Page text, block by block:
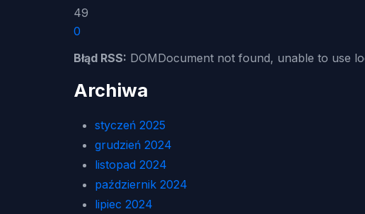
49
0
Błąd RSS: DOMDocument not found, unable to use
Archiwa
styczeń 2025
grudzień 2024
listopad 2024
październik 2024
lipiec 2024